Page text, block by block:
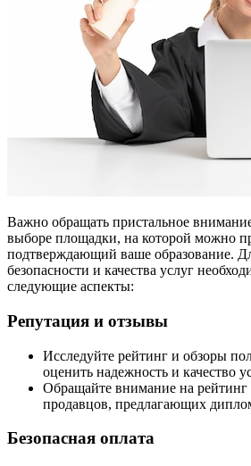
Важно обращать пристальное
выборе площадки, на которой можно
подтверждающий ваше образование.
безопасности и качества услуг
следующие аспекты:
Репутация и отзывы
Исследуйте рейтинг и обзоры
оценить надежность и качество
Обращайте внимание на
продавцов, предлагающих
Безопасная оплата